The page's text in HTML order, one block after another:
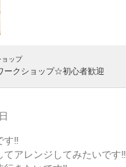
ョップ
ークショップ☆初心者歓迎
す‼︎
てアレンジしてみたいです‼︎